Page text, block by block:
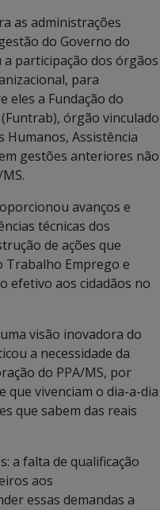
as administrações
do Governo do
participação dos órgãos
para
eles a Fundação do
órgão vinculado
Humanos, Assistência
gestões anteriores não
avanços e
técnicas dos
de ações que
Trabalho Emprego e
efetivo aos cidadãos no
visão inovadora do
a necessidade da
do PPA/MS, por
vivenciam o dia-a-dia
que sabem das reais
a falta de qualificação
aos
essas demandas a